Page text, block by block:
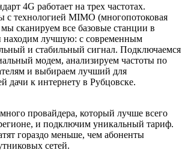
4G работает на трех частотах.
с технологией MIMO (многопотоковая
сканируем все базовые станции в
находим лучшую: с современным
и стабильный сигнал. Подключаемся
модем, анализируем частоты по
и выбираем лучший для
дачи к интернету в Рубцовске.
провайдера, который лучше всего
и подключим уникальный тариф.
гораздо меньше, чем абоненты
сетей.